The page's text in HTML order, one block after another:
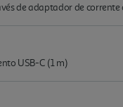
de adaptador de
USB-C (1 m)